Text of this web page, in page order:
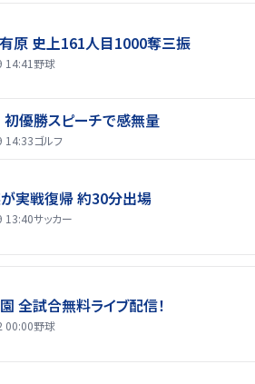
原 史上161人目1000奪三振
野球
優勝スピーチで感無量
14:33ゴルフ
実戦復帰 約30分出場
13:40サッカー
全試合無料ライブ配信！
00:00野球